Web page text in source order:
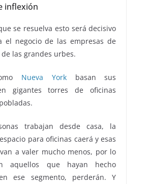
inflexión
se resuelva esto será decisivo
el negocio de las empresas de
las grandes urbes.
Nueva Yorkbasan sus
gigantes torres de oficinas
trabajan desde casa, la
para oficinas caerá y esas
a valer mucho menos, por lo
aquellos que hayan hecho
ese segmento, perderán. Y